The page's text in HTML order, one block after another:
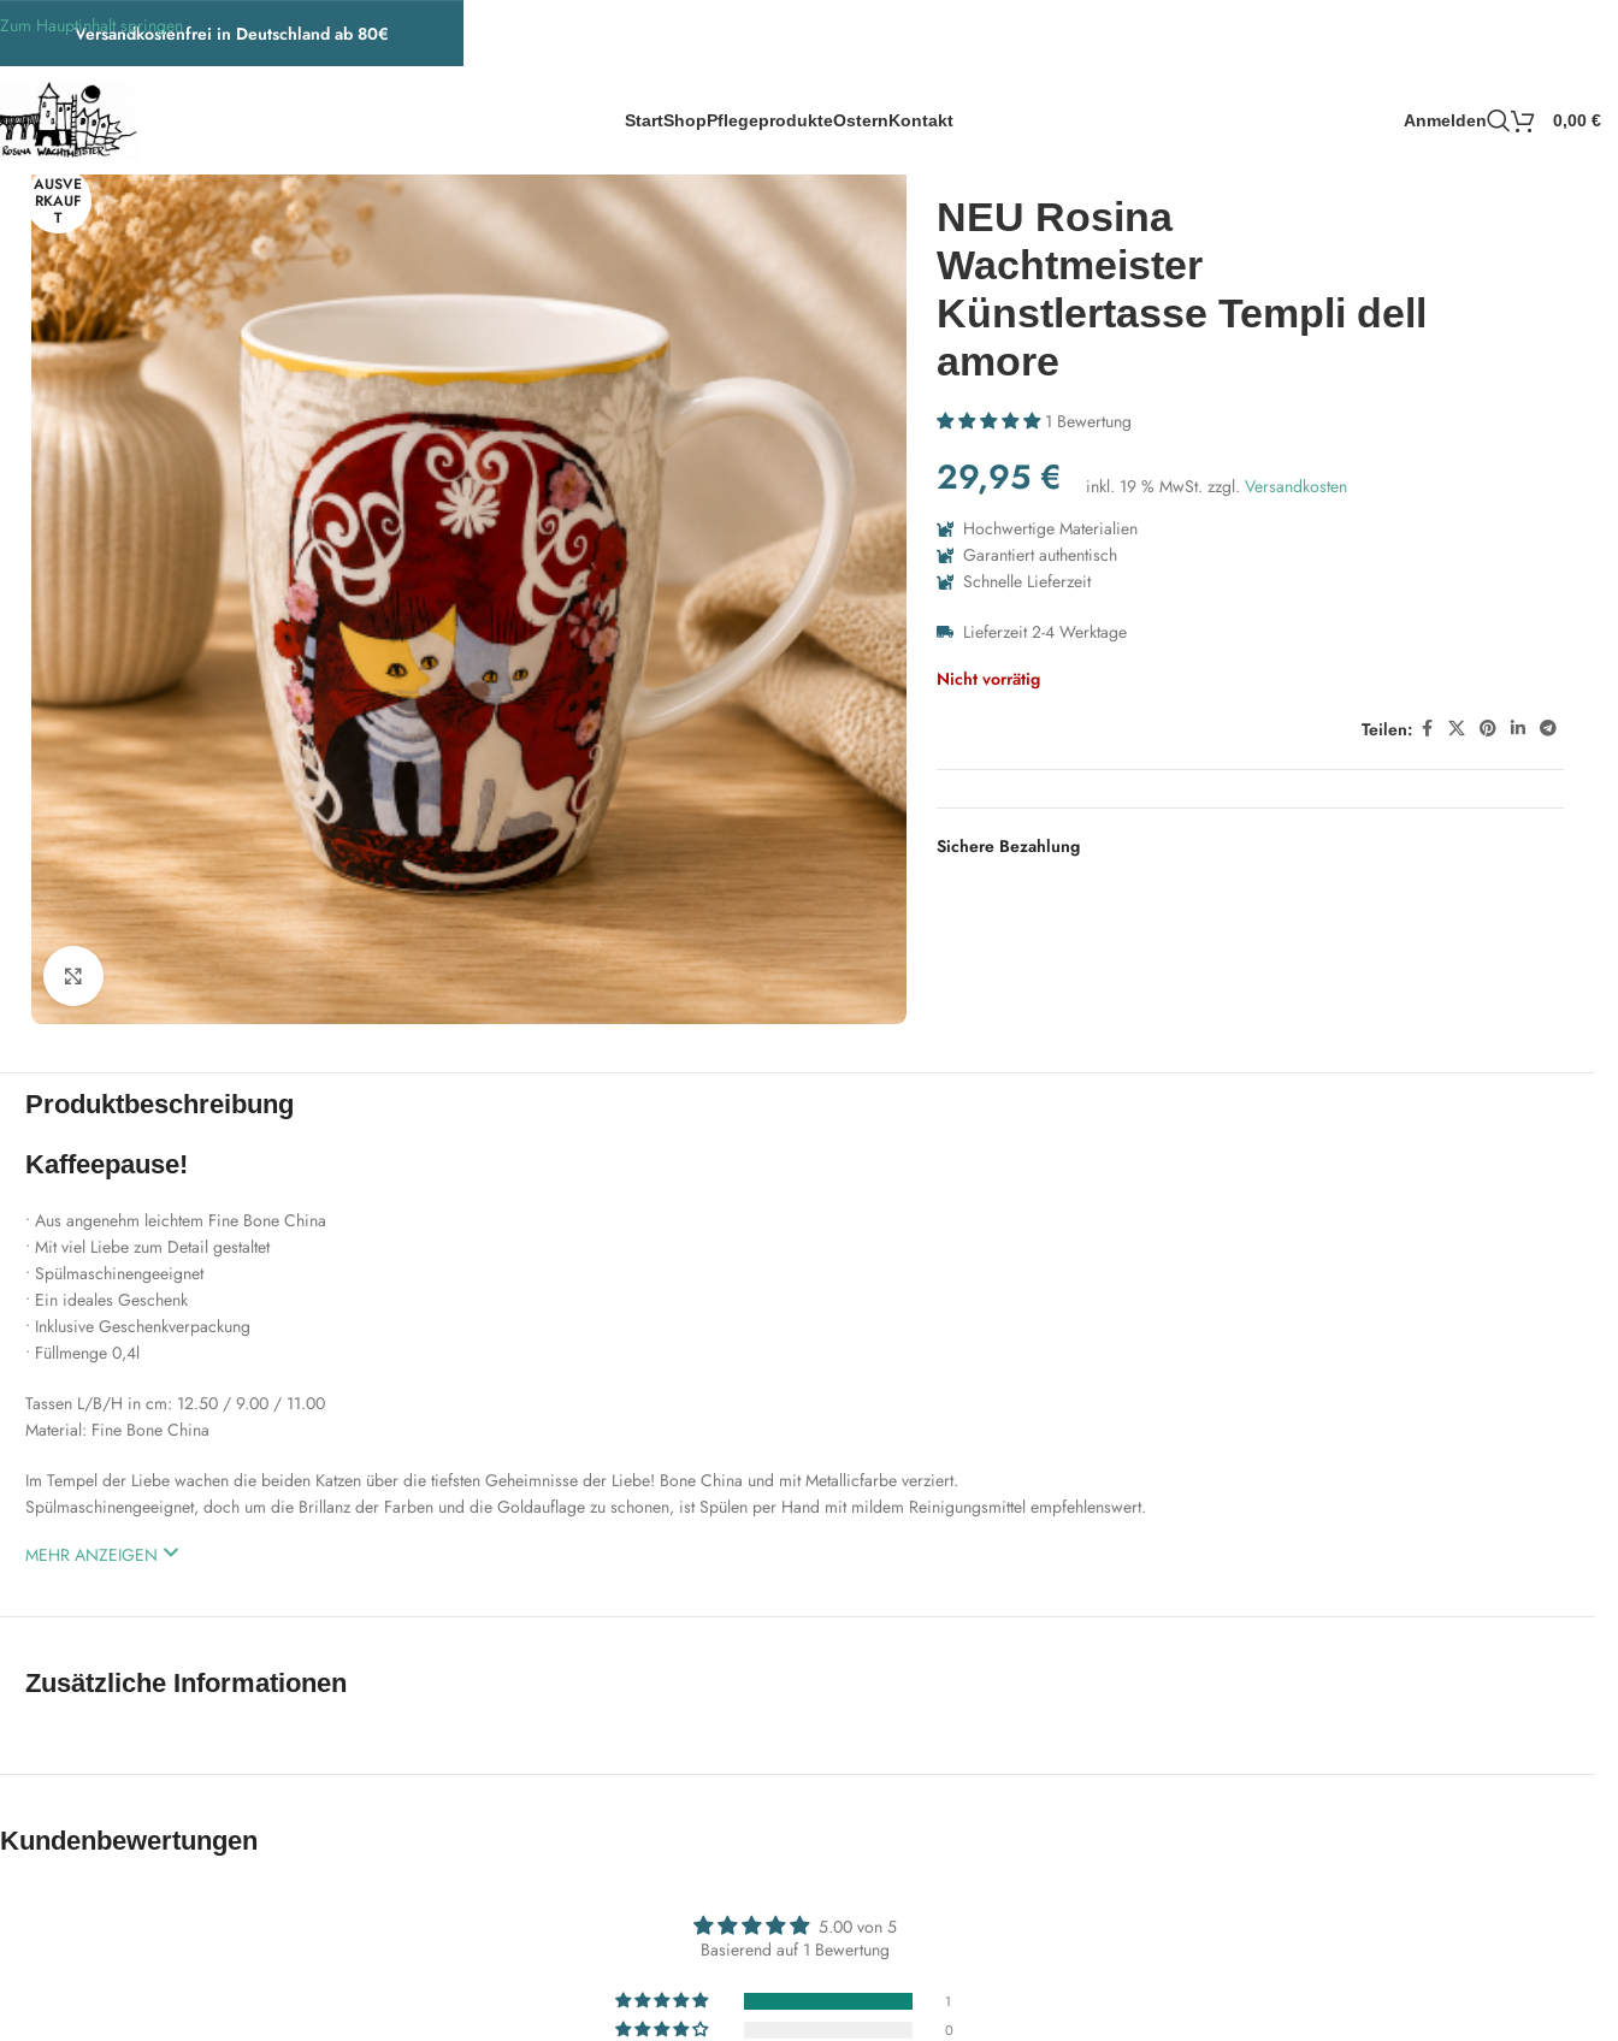
Versandkostenfrei in Deutschland ab 80€
Zum Hauptinhalt springen
StartShopPflegeprodukteOsternKontakt Anmelden 0,00 €
/Wohnen & Accessoires
AUSVE
RKAUF
T
Zum Vergrößern klicken
NEU Rosina
Wachtmeister
Künstlertasse Templi dell
amore
1 Bewertung
29,95 € inkl. 19 % MwSt. zzgl. Versandkosten
Hochwertige Materialien
Garantiert authentisch
Schnelle Lieferzeit
Lieferzeit 2-4 Werktage
Nicht vorrätig
Teilen:
Sichere Bezahlung
Produktbeschreibung
Kaffeepause!
• Aus angenehm leichtem Fine Bone China
• Mit viel Liebe zum Detail gestaltet
• Spülmaschinengeeignet
• Ein ideales Geschenk
• Inklusive Geschenkverpackung
• Füllmenge 0,4l
Tassen L/B/H in cm: 12.50 / 9.00 / 11.00
Material: Fine Bone China
Im Tempel der Liebe wachen die beiden Katzen über die tiefsten Geheimnisse der Liebe! Bone China und mit Metallicfarbe verziert.
Spülmaschinengeeignet, doch um die Brillanz der Farben und die Goldauflage zu schonen, ist Spülen per Hand mit mildem Reinigungsmittel empfehlenswert.
MEHR ANZEIGEN
Zusätzliche Informationen
Kundenbewertungen
5.00 von 5
Basierend auf 1 Bewertung
1
0